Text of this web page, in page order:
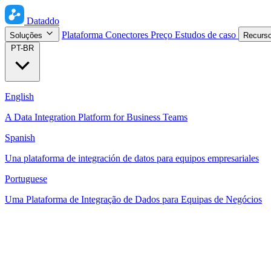
Dataddo
Soluções Plataforma Conectores Preço Estudos de caso
PT-BR
English
A Data Integration Platform for Business Teams
Spanish
Una plataforma de integración de datos para equipos empresariales
Portuguese
Uma Plataforma de Integração de Dados para Equipas de Negócios